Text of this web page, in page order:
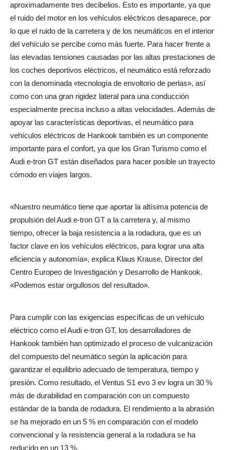
aproximadamente tres decibelios. Esto es importante, ya que
el ruido del motor en los vehículos eléctricos desaparece, por
lo que el ruido de la carretera y de los neumáticos en el interior
del vehículo se percibe como más fuerte. Para hacer frente a
las elevadas tensiones causadas por las altas prestaciones de
los coches deportivos eléctricos, el neumático está reforzado
con la denominada «tecnología de envoltorio de perlas», así
como con una gran rigidez lateral para una conducción
especialmente precisa incluso a altas velocidades. Además de
apoyar las características deportivas, el neumático para
vehículos eléctricos de Hankook también es un componente
importante para el confort, ya que los Gran Turismo como el
Audi e-tron GT están diseñados para hacer posible un trayecto
cómodo en viajes largos.
«Nuestro neumático tiene que aportar la altísima potencia de
propulsión del Audi e-tron GT a la carretera y, al mismo
tiempo, ofrecer la baja resistencia a la rodadura, que es un
factor clave en los vehículos eléctricos, para lograr una alta
eficiencia y autonomía», explica Klaus Krause, Director del
Centro Europeo de Investigación y Desarrollo de Hankook.
«Podemos estar orgullosos del resultado».
Para cumplir con las exigencias específicas de un vehículo
eléctrico como el Audi e-tron GT, los desarrolladores de
Hankook también han optimizado el proceso de vulcanización
del compuesto del neumático según la aplicación para
garantizar el equilibrio adecuado de temperatura, tiempo y
presión. Como resultado, el Ventus S1 evo 3 ev logra un 30 %
más de durabilidad en comparación con un compuesto
estándar de la banda de rodadura. El rendimiento a la abrasión
se ha mejorado en un 5 % en comparación con el modelo
convencional y la resistencia general a la rodadura se ha
reducido en un 13 %.